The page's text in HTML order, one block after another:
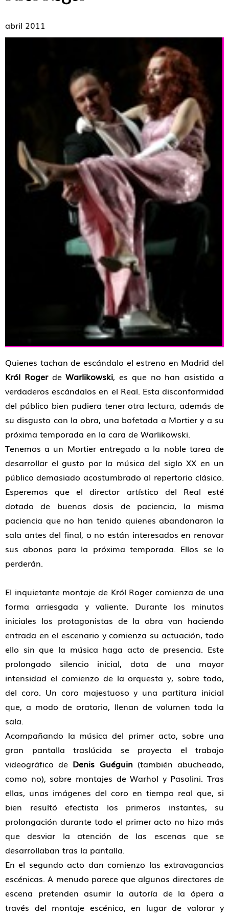
abril 2011
Quienes tachan de escándalo el estreno en Madrid del
Król RogerdeWarlikowski, es que no han asistido a
verdaderos escándalos en el Real. Esta disconformidad
del público bien pudiera tener otra lectura, además de
su disgusto con la obra, una bofetada a Mortier y a su
próxima temporada en la cara de Warlikowski.
Tenemos a un Mortier entregado a la noble tarea de
desarrollar el gusto por la música del siglo XX en un
público demasiado acostumbrado al repertorio clásico.
Esperemos que el director artístico del Real esté
dotado de buenas dosis de paciencia, la misma
paciencia que no han tenido quienes abandonaron la
sala antes del final, o no están interesados en renovar
sus abonos para la próxima temporada. Ellos se lo
perderán.
El inquietante montaje de Król Roger comienza de una
forma arriesgada y valiente. Durante los minutos
iniciales los protagonistas de la obra van haciendo
entrada en el escenario y comienza su actuación, todo
ello sin que la música haga acto de presencia. Este
prolongado silencio inicial, dota de una mayor
intensidad el comienzo de la orquesta y, sobre todo,
del coro. Un coro majestuoso y una partitura inicial
que, a modo de oratorio, llenan de volumen toda la
sala.
Acompañando la música del primer acto, sobre una
gran pantalla traslúcida se proyecta el trabajo
videográfico de Denis Guéguin(también abucheado,
como no), sobre montajes de Warhol y Pasolini. Tras
ellas, unas imágenes del coro en tiempo real que, si
bien resultó efectista los primeros instantes, su
prolongación durante todo el primer acto no hizo más
que desviar la atención de las escenas que se
desarrollaban tras la pantalla.
En el segundo acto dan comienzo las extravagancias
escénicas. A menudo parece que algunos directores de
escena pretenden asumir la autoría de la ópera a
través del montaje escénico, en lugar de valorar y